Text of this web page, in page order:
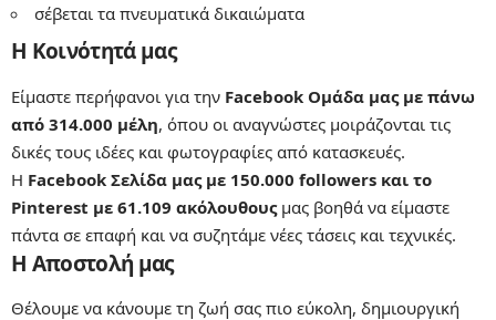
σέβεται τα πνευματικά δικαιώματα
Η Κοινότητά μας
Είμαστε περήφανοι για την Facebook Ομάδα μας με πάνω
από 314.000 μέλη, όπου οι αναγνώστες μοιράζονται τις
δικές τους ιδέες και φωτογραφίες από κατασκευές.
Η Facebook Σελίδα μας με 150.000 followers και το
Pinterest με 61.109 ακόλουθουςμας βοηθά να είμαστε
πάντα σε επαφή και να συζητάμε νέες τάσεις και τεχνικές.
Η Αποστολή μας
Θέλουμε να κάνουμε τη ζωή σας πιο εύκολη, δημιουργική